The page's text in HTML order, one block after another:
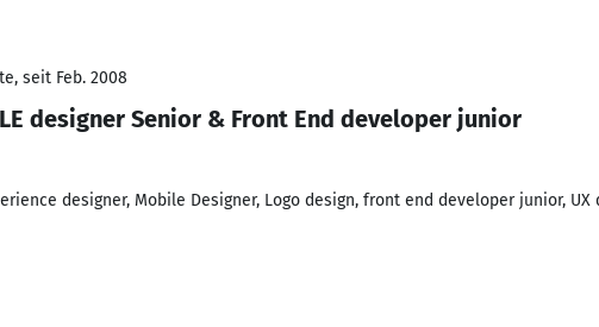
seit Feb. 2008
designer Senior & Front End developer junior
designer, Mobile Designer, Logo design, front end developer junior, UX